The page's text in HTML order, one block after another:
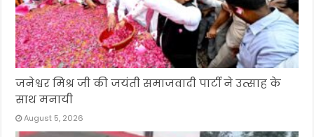
जनेश्वर मिश्र जी की जयंती समाजवादी पार्टी ने उत्साह के
साथ मनायी
August 5, 2026